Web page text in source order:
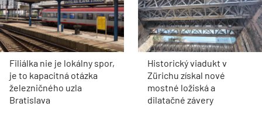
Filiálka nie je lokálny spor,
je to kapacitná otázka
železničného uzla
Bratislava
Historický viadukt v
Zürichu získal nové
mostné ložiská a
dilatačné závery